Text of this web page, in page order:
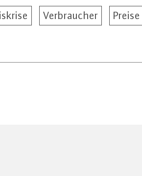
Verbraucher Preise